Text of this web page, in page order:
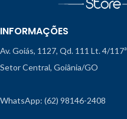
INFORMAÇÕES
Av. Goiás, 1127, Qd. 111 Lt. 4/117ª
Setor Central, Goiânia/GO
WhatsApp: (62) 98146-2408